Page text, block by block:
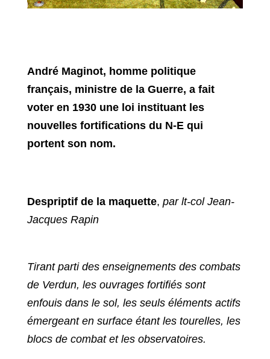
André Maginot, homme politique
français, ministre de la Guerre, a fait
voter en 1930 une loi instituant les
nouvelles fortifications du N-E qui
portent son nom.
Despriptif de la maquette, par lt-col Jean-
Jacques Rapin
Tirant parti des enseignements des combats
de Verdun, les ouvrages fortifiés sont
enfouis dans le sol, les seuls éléments actifs
émergeant en surface étant les tourelles, les
blocs de combat et les observatoires.